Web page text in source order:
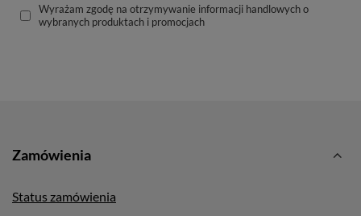
Wyrażam zgodę na otrzymywanie informacji handlowych o
wybranych produktach i promocjach
Zamówienia
Status zamówienia